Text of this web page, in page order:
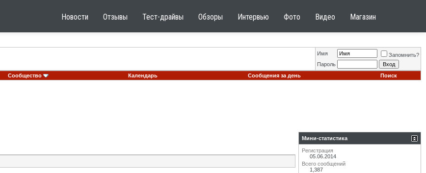
Новости Отзывы Тест-драйвы Обзоры Интервью Фото Видео Магазин
Имя
Запомнить?
Пароль
Сообщество Календарь Сообщения за день Поиск
Мини-статистика
Регистрация
05.06.2014
Всего сообщений
1,387